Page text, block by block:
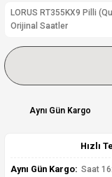
LORUS RT355KX9 Pilli
Orijinal Saatler
Aynı Gün Kargo
Hızlı
Aynı Gün Kargo: Saat